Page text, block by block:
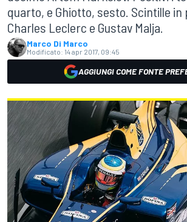
quarto, e Ghiotto, sesto. Scintille
Charles Leclerc e Gustav Malja.
Marco Di Marco
Modificato: 14 apr 2017, 09:45
AGGIUNGI COME FONTE